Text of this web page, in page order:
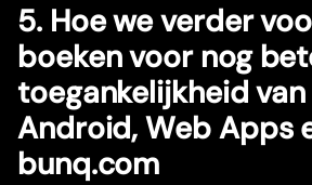
5. Hoe we verder
boeken voor nog
toegankelijkheid van
Android, Web Apps
bunq.com